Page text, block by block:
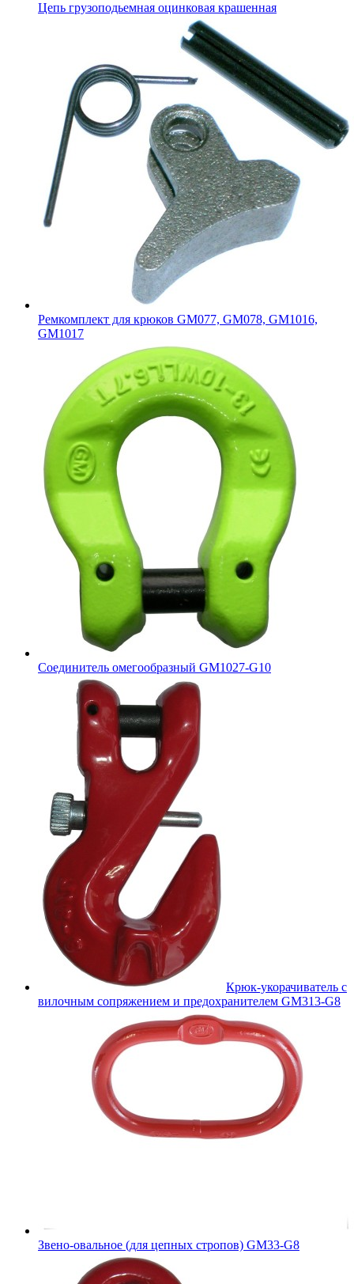
Цепь грузоподьемная оцинковая крашенная
Ремкомплект для крюков GM077, GM078, GM1016,
GM1017
Соединитель омегообразный GM1027-G10
Крюк-укорачиватель с
вилочным сопряжением и предохранителем GM313-G8
Звено-овальное (для цепных стропов) GM33-G8